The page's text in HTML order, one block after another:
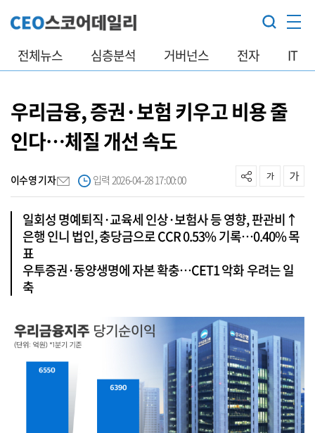
전체뉴스 심층분석 거버넌스 전자 IT
우리금융, 증권·보험 키우고 비용 줄
인다…체질 개선 속도
이수영 기자 입력 2026-04-28 17:00:00
일회성 명예퇴직·교육세 인상·보험사 등 영향, 판관비↑
은행 인니 법인, 충당금으로 CCR 0.53% 기록…0.40% 목
표
우투증권·동양생명에 자본 확충…CET1 악화 우려는 일
축